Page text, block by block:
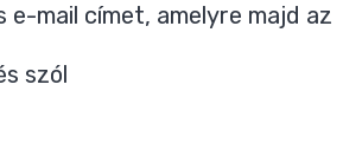
e-mail címet, amelyre majd az
szól